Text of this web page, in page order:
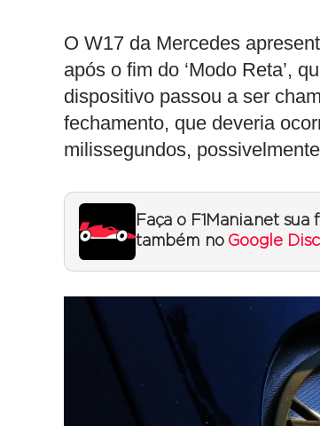
O W17 da Mercedes
após o fim do ‘Modo Reta’,
dispositivo passou a ser
fechamento, que deveria
milissegundos,
Faça o F1Mania.net
também no Google